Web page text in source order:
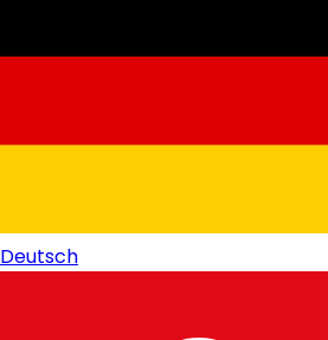
Deutsch